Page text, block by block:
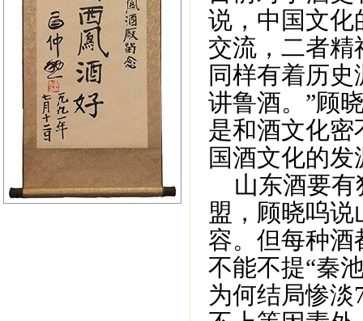
说，中国文化
交流，二者
同样有着历
讲鲁酒。”顾
是和酒文化
国酒文化的发
山东酒要有
盟，顾晓呜说
容。但每种
不能不提“秦
为何结局惨